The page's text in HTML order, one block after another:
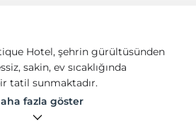
Hotel, şehrin gürültüsünden
sakin, ev sıcaklığında
tatil sunmaktadır.
ısıtma, gardırop, banyo, duş,
malzemesi bulunmaktadır.
fazla göster